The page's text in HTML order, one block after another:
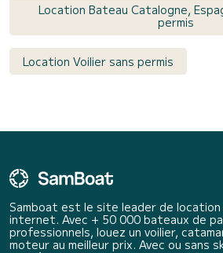
Location Bateau Catalogne,
permis
Location Voilier sans permis
Samboat est le site leader de
internet. Avec + 50 000 bateaux de
professionnels, louez un voilier,
moteur au meilleur prix. Avec ou sans